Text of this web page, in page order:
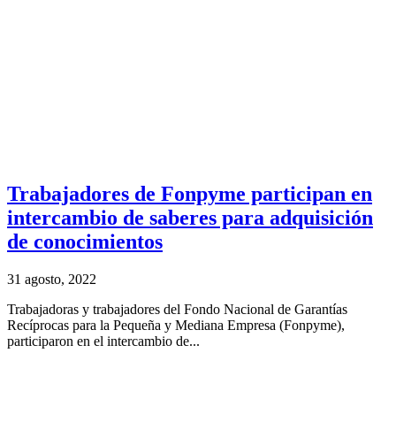
Trabajadores de Fonpyme participan en
intercambio de saberes para adquisición
de conocimientos
31 agosto, 2022
Trabajadoras y trabajadores del Fondo Nacional de Garantías
Recíprocas para la Pequeña y Mediana Empresa (Fonpyme),
participaron en el intercambio de...